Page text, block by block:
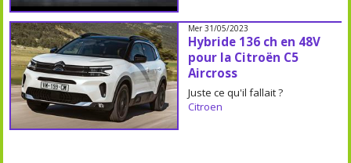
Mer 31/05/2023
Hybride 136 ch en 48V
pour la Citroën C5
Aircross
Juste ce qu'il fallait ?
Citroen